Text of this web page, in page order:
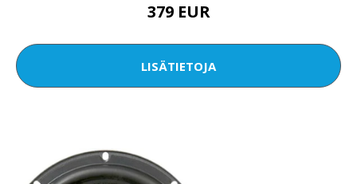
379 EUR
LISÄTIETOJA